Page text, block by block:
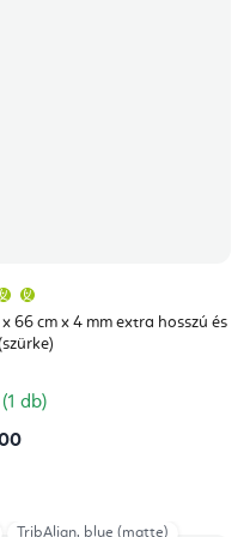
66 cm x 4 mm extra hosszú és
átlagos
értékelése
5-
csillag.
(1 db)
TribAlign, blue (matte)